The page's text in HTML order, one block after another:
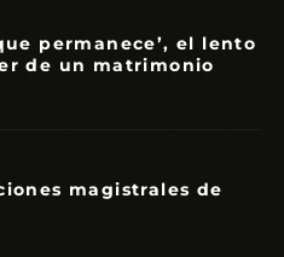
permanece’, el lento
de un matrimonio
magistrales de